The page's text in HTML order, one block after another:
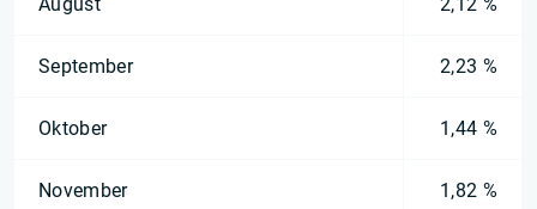
September 2,23 %
Oktober 1,44 %
November 1,82 %